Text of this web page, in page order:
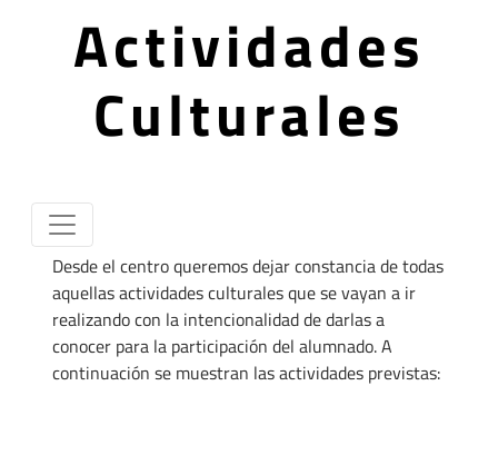
Actividades
Culturales
Desde el centro queremos dejar constancia de todas
aquellas actividades culturales que se vayan a ir
realizando con la intencionalidad de darlas a
conocer para la participación del alumnado. A
continuación se muestran las actividades previstas: